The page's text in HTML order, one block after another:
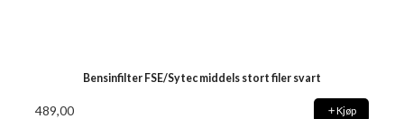
Bensinfilter FSE/Sytec middels stort filer svart
489,00 Kjøp